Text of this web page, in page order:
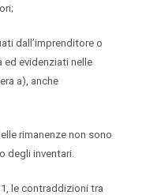
dall’imprenditore o
evidenziati nelle
a), anche
rimanenze non sono
degli inventari.
le contraddizioni tra